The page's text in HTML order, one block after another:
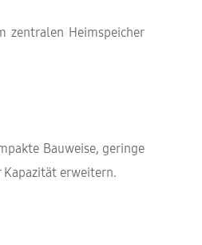
zentralen Heimspeicher
Bauweise, geringe
erweitern.